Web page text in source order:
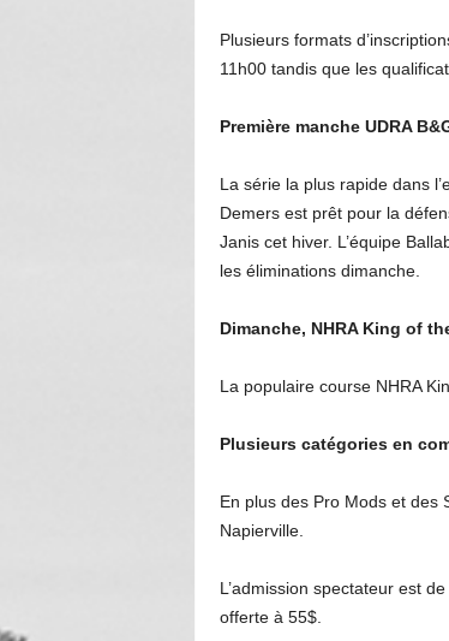
Plusieurs formats
11h00 tandis que les
Première manche UDRA
La série la plus rapide dans
Demers est prêt pour la
Janis cet hiver. L’équipe
les éliminations dimanche.
Dimanche, NHRA King of
La populaire course NHRA
Plusieurs catégories en
En plus des Pro Mods et des
Napierville.
L’admission spectateur est
offerte à 55$.